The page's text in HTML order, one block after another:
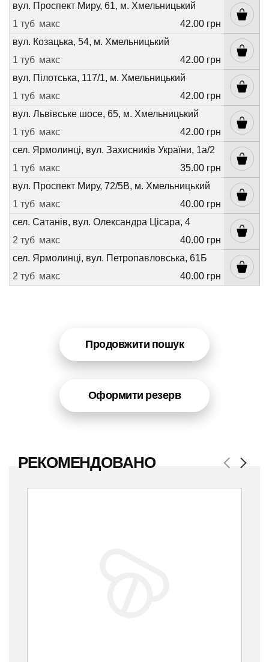
вул. Проспект Миру, 61, м. Хмельницький
1 туб макс
42.00 грн
вул. Козацька, 54, м. Хмельницький
1 туб макс
42.00 грн
вул. Пілотська, 117/1, м. Хмельницький
1 туб макс
42.00 грн
вул. Львівське шосе, 65, м. Хмельницький
1 туб макс
42.00 грн
сел. Ярмолинці, вул. Захисників України, 1а/2
1 туб макс
35.00 грн
вул. Проспект Миру, 72/5В, м. Хмельницький
1 туб макс
40.00 грн
сел. Сатанів, вул. Олександра Цісара, 4
2 туб макс
40.00 грн
сел. Ярмолинці, вул. Петропавловська, 61Б
2 туб макс 40.00 грн
Продовжити пошук
Оформити резерв
РЕКОМЕНДОВАНО Previous
Next